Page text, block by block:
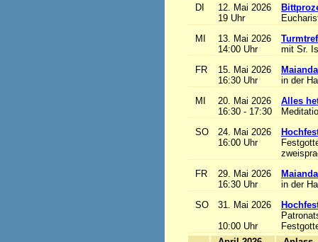
DI
12. Mai 2026
19 Uhr
MI
13. Mai 2026
14:00 Uhr
mit Sr.
FR
15. Mai 2026
16:30 Uhr
in der
MI
20. Mai 2026
16:30 - 17:30
Alles
SO
24. Mai 2026
16:00 Uhr
FR
29. Mai 2026
16:30 Uhr
in der
SO
31. Mai 2026
10:00 Uhr